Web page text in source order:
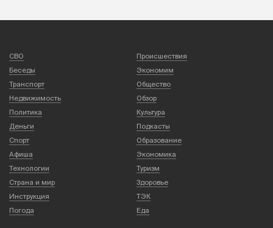
СВО
Происшествия
Беседы
Экономим
Транспорт
Общество
Недвижимость
Обзор
Политика
Культура
Деньги
Подкасты
Спорт
Образование
Афиша
Экономика
Технологии
Туризм
Страна и мир
Здоровье
Инструкция
ТЭК
Погода
Еда